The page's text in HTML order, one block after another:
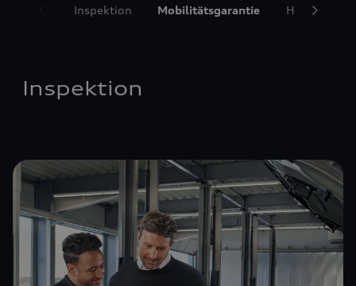
Inspektion Mobilitätsgarantie Hol- und
Inspektion